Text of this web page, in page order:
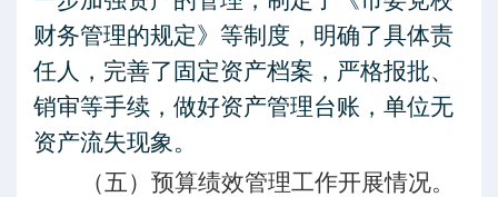
财务管理的规定》等制度，明确了具体责
任人，完善了固定资产档案，严格报批、
销审等手续，做好资产管理台账，单位无
资产流失现象。
（五）预算绩效管理工作开展情况。